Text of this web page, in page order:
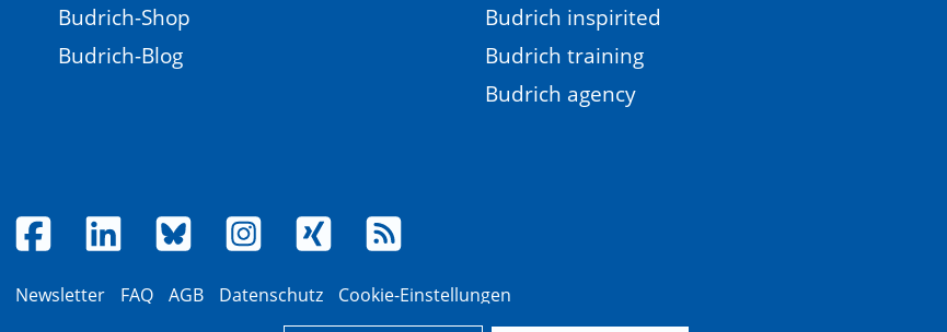
Budrich-Shop
Budrich-Blog
Budrich inspirited
Budrich training
Budrich agency
Newsletter FAQ AGB Datenschutz Cookie-Einstellungen